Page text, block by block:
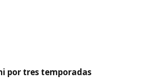
por tres temporadas